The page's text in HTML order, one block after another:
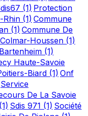
(1) Protection
Rhin (1) Commune
(1) Commune De
Houssen (1)
(1)
Haute-Savoie
Biard (1) Onf
Service
De La Savoie
(1) Sdis 971 (1) Société